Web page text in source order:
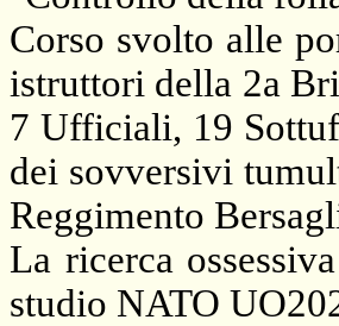
Corso svolto alle
istruttori della 2a
7 Ufficiali, 19
dei sovversivi
Reggimento
La ricerca
studio NATO